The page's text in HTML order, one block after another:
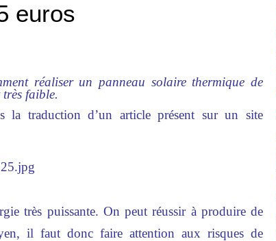
euros
réaliser un panneau solaire thermique de
faible.
la traduction d’un article présent sur un site
très puissante. On peut réussir à produire de
il faut donc faire attention aux risques de